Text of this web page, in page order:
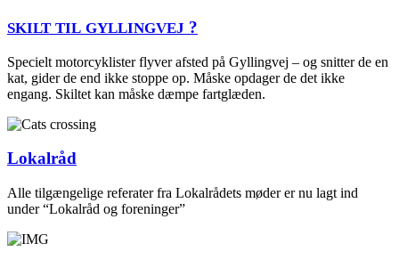
SKILT TIL GYLLINGVEJ ?
Spe­ci­elt motor­cyk­li­ster fly­ver afsted på Gyl­ling­vej – og snit­ter de en
kat, gider de end ikke stop­pe op. Måske opda­ger de det ikke
engang. Skil­tet kan måske dæm­pe fartglæden.
Lokal­råd
Alle til­gæn­ge­li­ge refe­ra­ter fra Lokal­rå­dets møder er nu lagt ind
under “Lokal­råd og foreninger”